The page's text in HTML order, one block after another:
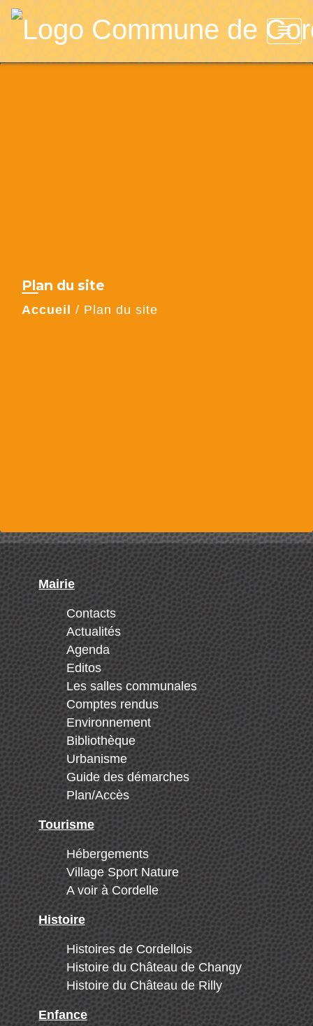
menu
Plan du site
Accueil / Plan du site
Mairie
Contacts
Actualités
Agenda
Editos
Les salles communales
Comptes rendus
Environnement
Bibliothèque
Urbanisme
Guide des démarches
Plan/Accès
Tourisme
Hébergements
Village Sport Nature
A voir à Cordelle
Histoire
Histoires de Cordellois
Histoire du Château de Changy
Histoire du Château de Rilly
Enfance